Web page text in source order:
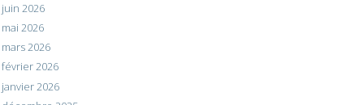
juin 2026
mai 2026
mars 2026
février 2026
janvier 2026